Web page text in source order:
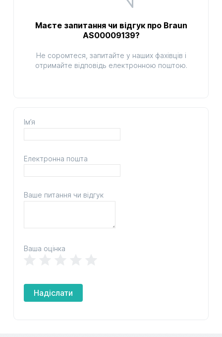
Маєте запитання чи відгук про Braun
AS00009139?
Не соромтеся, запитайте у наших фахівців і
отримайте відповідь електронною поштою.
Ім’я
Електронна пошта
Ваше питання чи відгук
Ваша оцінка
Надіслати